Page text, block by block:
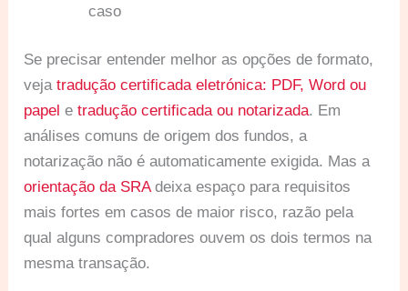
caso
Se precisar entender melhor as opções de formato,
vejatradução certificada eletrónica: PDF, Word ou
papel etradução certificada ou notarizada. Em
análises comuns de origem dos fundos, a
notarização não é automaticamente exigida. Mas a
orientação da SRAdeixa espaço para requisitos
mais fortes em casos de maior risco, razão pela
qual alguns compradores ouvem os dois termos na
mesma transação.